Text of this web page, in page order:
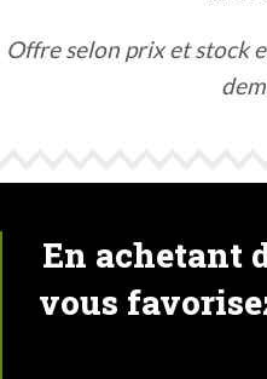
Offre selon prix et stock
En achetant
vous